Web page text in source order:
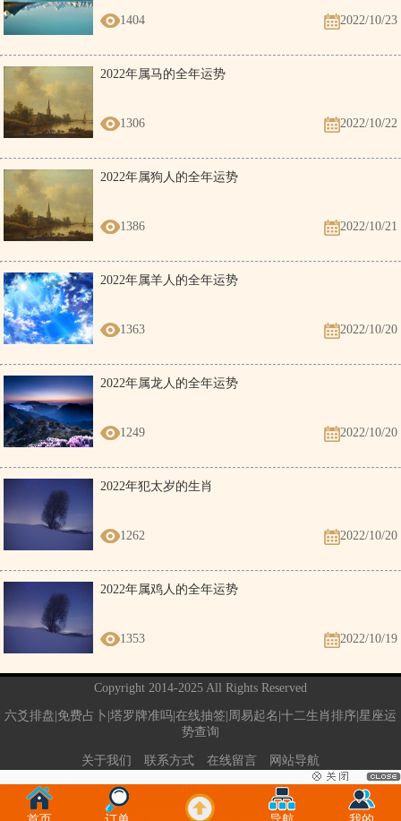
1404 2022/10/23
2022年属马的全年运势
1306 2022/10/22
2022年属狗人的全年运势
1386 2022/10/21
2022年属羊人的全年运势
1363 2022/10/20
2022年属龙人的全年运势
1249 2022/10/20
2022年犯太岁的生肖
1262 2022/10/20
2022年属鸡人的全年运势
1353 2022/10/19
Copyright 2014-2025 All Rights Reserved
六爻排盘|免费占卜|塔罗牌准吗|在线抽签|周易起名|十二生肖排序|星座运
势查询
关于我们 联系方式 在线留言 网站导航
电脑版
当前页面执行的时间：0.09秒